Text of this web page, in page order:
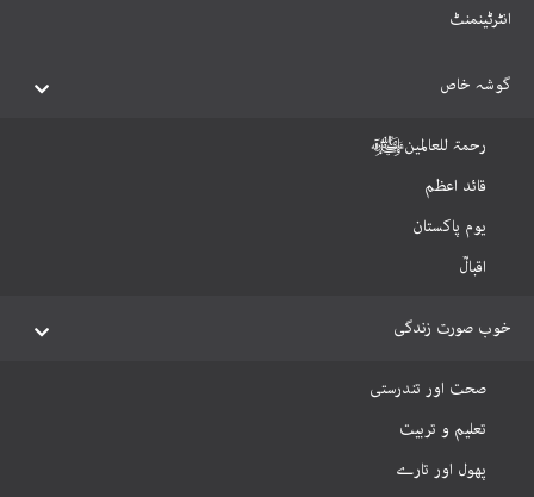
انٹرٹینمنٹ
گوشہ خاص
رحمۃ للعالمینﷺ
قائد اعظم
یوم پاکستان
اقبالؒ
خوب صورت زندگی
صحت اور تندرستی
تعلیم و تربیت
پھول اور تارے